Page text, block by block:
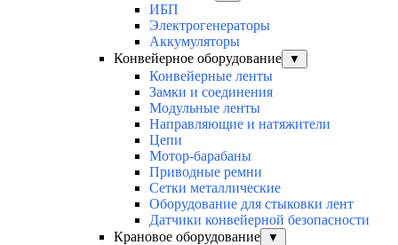
ИБП
Электрогенераторы
Аккумуляторы
Конвейерное оборудование
▼
Конвейерные ленты
Замки и соединения
Модульные ленты
Направляющие и натяжители
Цепи
Мотор-барабаны
Приводные ремни
Сетки металлические
Оборудование для стыковки лент
Датчики конвейерной безопасности
Крановое оборудование
▼